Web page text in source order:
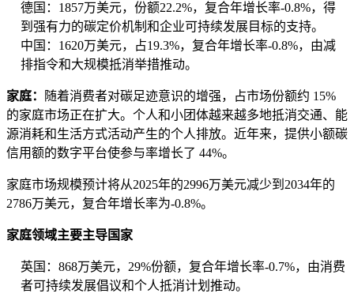
德国：1857万美元，份额22.2%，复合年增长率-0.8%，得
到强有力的碳定价机制和企业可持续发展目标的支持。
中国：1620万美元，占19.3%，复合年增长率-0.8%，由减
排指令和大规模抵消举措推动。
家庭：
随着消费者对碳足迹意识的增强，占市场份额约 15%
的家庭市场正在扩大。个人和小团体越来越多地抵消交通、能
源消耗和生活方式活动产生的个人排放。近年来，提供​​小额碳
信用额的数字平台使参与率增长了 44%。
家庭市场规模预计将从2025年的2996万美元减少到2034年的
2786万美元，复合年增长率为-0.8%。
家庭领域主要主导国家
英国：868万美元，29%份额，复合年增长率-0.7%，由消费
者可持续发展倡议和个人抵消计划推动。